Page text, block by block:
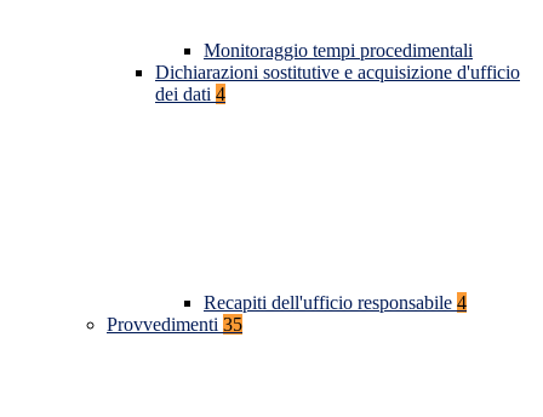
Monitoraggio tempi procedimentali
Dichiarazioni sostitutive e acquisizione d'ufficio
dei dati 4
Recapiti dell'ufficio responsabile 4
Provvedimenti 35